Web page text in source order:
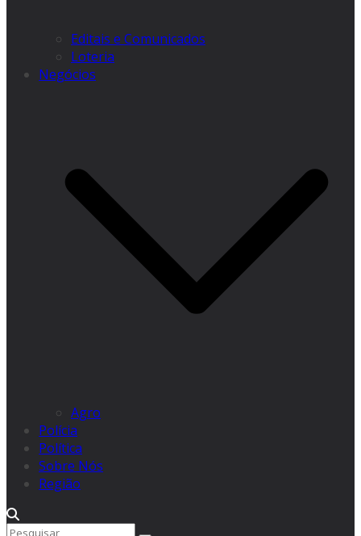
Editais e Comunicados
Loteria
Negócios
Agro
Polícia
Política
Sobre Nós
Região